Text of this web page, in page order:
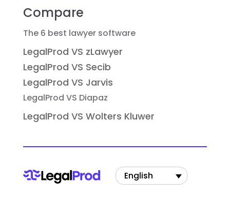
Compare
The 6 best lawyer software
LegalProd VS zLawyer
LegalProd VS Secib
LegalProd VS Jarvis
LegalProd VS Diapaz
LegalProd VS Wolters Kluwer
English